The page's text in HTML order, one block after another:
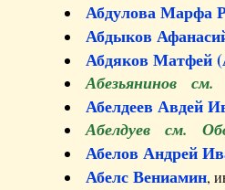
Абдулова Марфа
Абдыков
Абдяков Матфей
Абезьянинов см.
Абелдеев Авдей
Абелдуев см.
Абелов Андрей
Абелс Вениамин,